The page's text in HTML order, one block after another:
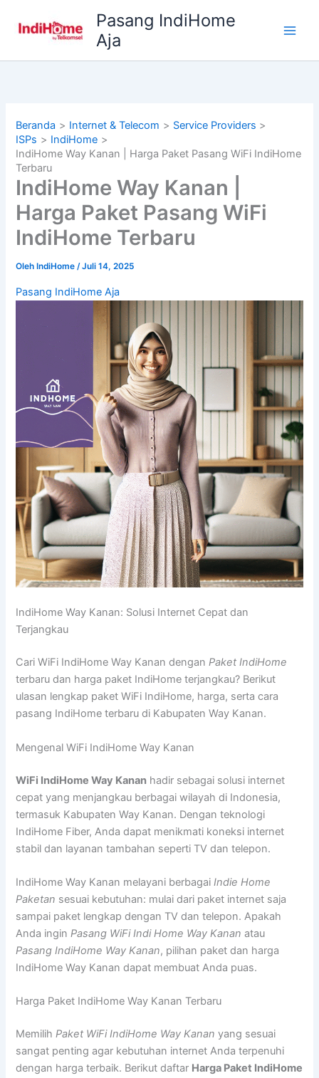
Pasang IndiHome
Aja
Beranda Internet & Telecom
Service Providers
ISPs
IndiHome
IndiHome Way Kanan | Harga Paket Pasang WiFi IndiHome
Terbaru
IndiHome Way Kanan |
Harga Paket Pasang WiFi
IndiHome Terbaru
Oleh IndiHome/Juli 14, 2025
Pasang IndiHome Aja
IndiHome Way Kanan: Solusi Internet Cepat dan
Terjangkau
Cari WiFi IndiHome Way Kanan denganPaket IndiHome
terbaru dan harga paket IndiHome terjangkau? Berikut
ulasan lengkap paket WiFi IndiHome, harga, serta cara
pasang IndiHome terbaru di Kabupaten Way Kanan.
Mengenal WiFi IndiHome Way Kanan
WiFi IndiHome Way Kanan hadir sebagai solusi internet
cepat yang menjangkau berbagai wilayah di Indonesia,
termasuk Kabupaten Way Kanan. Dengan teknologi
IndiHome Fiber, Anda dapat menikmati koneksi internet
stabil dan layanan tambahan seperti TV dan telepon.
IndiHome Way Kanan melayani berbagaiIndie Home
Paketan sesuai kebutuhan: mulai dari paket internet saja
sampai paket lengkap dengan TV dan telepon. Apakah
Anda inginPasang WiFi Indi Home Way Kanan atau
Pasang IndiHome Way Kanan, pilihan paket dan harga
IndiHome Way Kanan dapat membuat Anda puas.
Harga Paket IndiHome Way Kanan Terbaru
MemilihPaket WiFi IndiHome Way Kanan yang sesuai
sangat penting agar kebutuhan internet Anda terpenuhi
dengan harga terbaik. Berikut daftar Harga Paket IndiHome